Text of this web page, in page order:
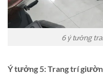
6 ý tưởng
Ý tưởng 5: Trang trí